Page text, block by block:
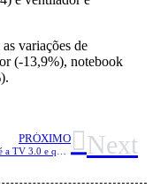
variações de
(-13,9%), notebook
PRÓXIMO Next